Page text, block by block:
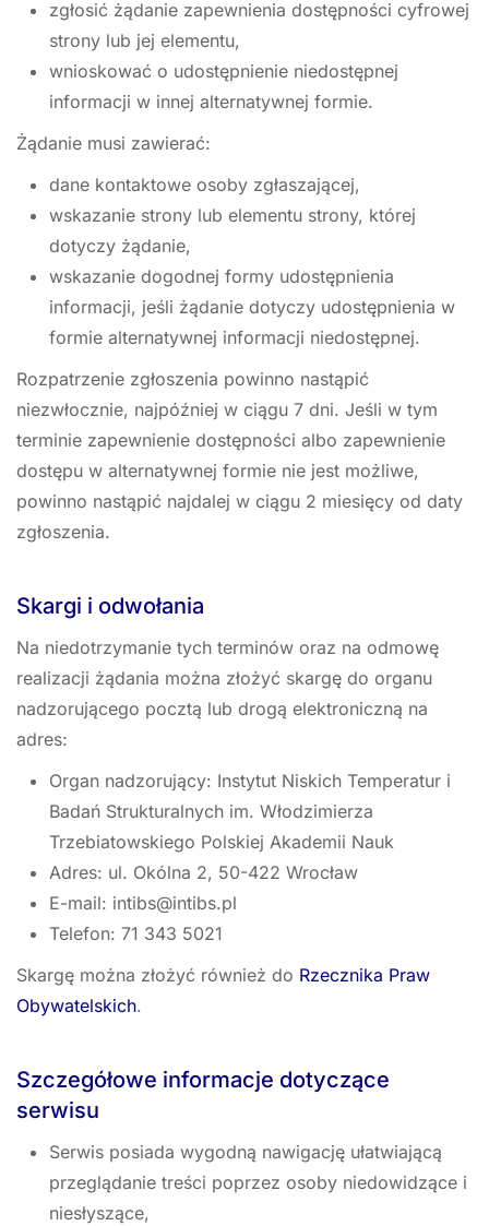
zgłosić żądanie zapewnienia dostępności cyfrowej
strony lub jej elementu,
wnioskować o udostępnienie niedostępnej
informacji w innej alternatywnej formie.
Żądanie musi zawierać:
dane kontaktowe osoby zgłaszającej,
wskazanie strony lub elementu strony, której
dotyczy żądanie,
wskazanie dogodnej formy udostępnienia
informacji, jeśli żądanie dotyczy udostępnienia w
formie alternatywnej informacji niedostępnej.
Rozpatrzenie zgłoszenia powinno nastąpić
niezwłocznie, najpóźniej w ciągu 7 dni. Jeśli w tym
terminie zapewnienie dostępności albo zapewnienie
dostępu w alternatywnej formie nie jest możliwe,
powinno nastąpić najdalej w ciągu 2 miesięcy od daty
zgłoszenia.
Skargi i odwołania
Na niedotrzymanie tych terminów oraz na odmowę
realizacji żądania można złożyć skargę do organu
nadzorującego pocztą lub drogą elektroniczną na
adres:
Organ nadzorujący: Instytut Niskich Temperatur i
Badań Strukturalnych im. Włodzimierza
Trzebiatowskiego Polskiej Akademii Nauk
Adres: ul. Okólna 2, 50-422 Wrocław
E-mail: intibs@intibs.pl
Telefon: 71 343 5021
Skargę można złożyć również do Rzecznika Praw
Obywatelskich.
Szczegółowe informacje dotyczące
serwisu
Serwis posiada wygodną nawigację ułatwiającą
przeglądanie treści poprzez osoby niedowidzące i
niesłyszące,